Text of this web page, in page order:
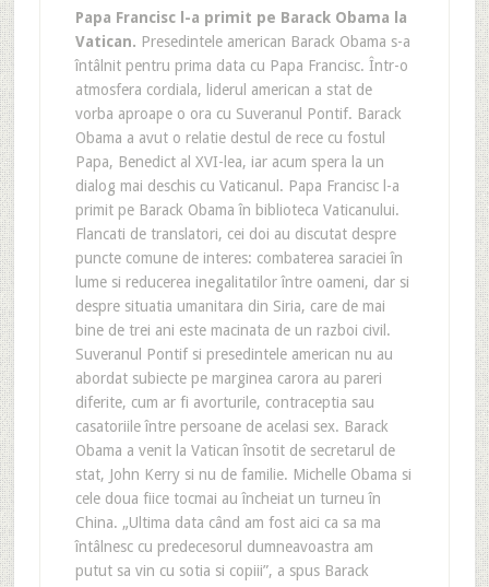
Papa Francisc l-a primit pe Barack Obama la
Vatican. Presedintele american Barack Obama s-a
întâlnit pentru prima data cu Papa Francisc. Într-o
atmosfera cordiala, liderul american a stat de
vorba aproape o ora cu Suveranul Pontif. Barack
Obama a avut o relatie destul de rece cu fostul
Papa, Benedict al XVI-lea, iar acum spera la un
dialog mai deschis cu Vaticanul. Papa Francisc l-a
primit pe Barack Obama în biblioteca Vaticanului.
Flancati de translatori, cei doi au discutat despre
puncte comune de interes: combaterea saraciei în
lume si reducerea inegalitatilor între oameni, dar si
despre situatia umanitara din Siria, care de mai
bine de trei ani este macinata de un razboi civil.
Suveranul Pontif si presedintele american nu au
abordat subiecte pe marginea carora au pareri
diferite, cum ar fi avorturile, contraceptia sau
casatoriile între persoane de acelasi sex. Barack
Obama a venit la Vatican însotit de secretarul de
stat, John Kerry si nu de familie. Michelle Obama si
cele doua fiice tocmai au încheiat un turneu în
China. „Ultima data când am fost aici ca sa ma
întâlnesc cu predecesorul dumneavoastra am
putut sa vin cu sotia si copiii”, a spus Barack